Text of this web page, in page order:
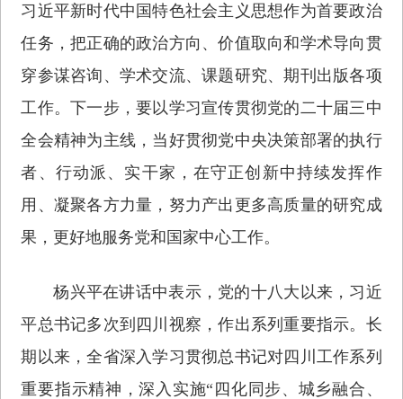
习近平新时代中国特色社会主义思想作为首要政治
任务，把正确的政治方向、价值取向和学术导向贯
穿参谋咨询、学术交流、课题研究、期刊出版各项
工作。下一步，要以学习宣传贯彻党的二十届三中
全会精神为主线，当好贯彻党中央决策部署的执行
者、行动派、实干家，在守正创新中持续发挥作
用、凝聚各方力量，努力产出更多高质量的研究成
果，更好地服务党和国家中心工作。
杨兴平在讲话中表示，党的十八大以来，习近
平总书记多次到四川视察，作出系列重要指示。长
期以来，全省深入学习贯彻总书记对四川工作系列
重要指示精神，深入实施“四化同步、城乡融合、